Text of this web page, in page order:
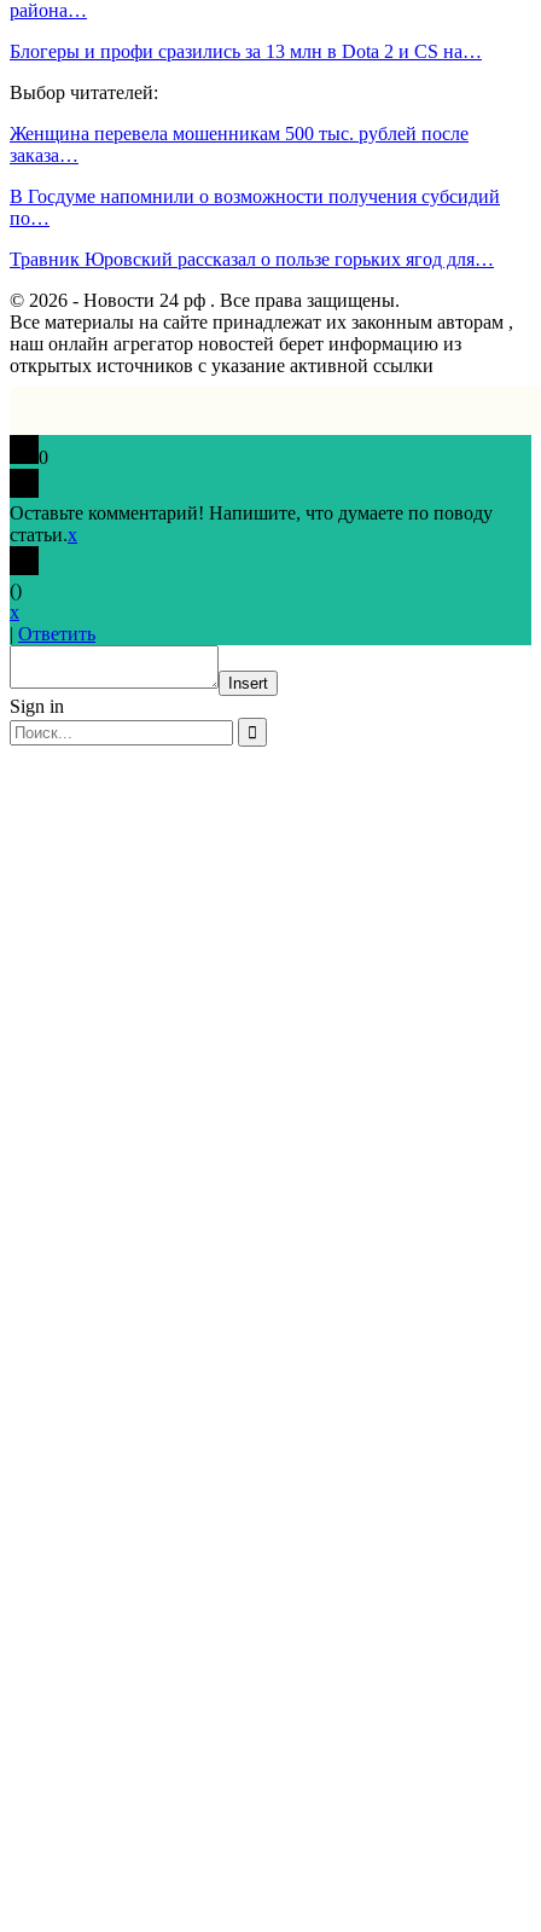
района…
Блогеры и профи сразились за 13 млн в Dota 2 и CS на…
Выбор читателей:
Женщина перевела мошенникам 500 тыс. рублей после
заказа…
В Госдуме напомнили о возможности получения субсидий
по…
Травник Юровский рассказал о пользе горьких ягод для…
© 2026 - Новости 24 рф . Все права защищены.
Все материалы на сайте принадлежат их законным авторам ,
наш онлайн агрегатор новостей берет информацию из
открытых источников с указание активной ссылки
0
Оставьте комментарий! Напишите, что думаете по поводу
статьи.x
()
x
| Ответить
Insert
Sign in